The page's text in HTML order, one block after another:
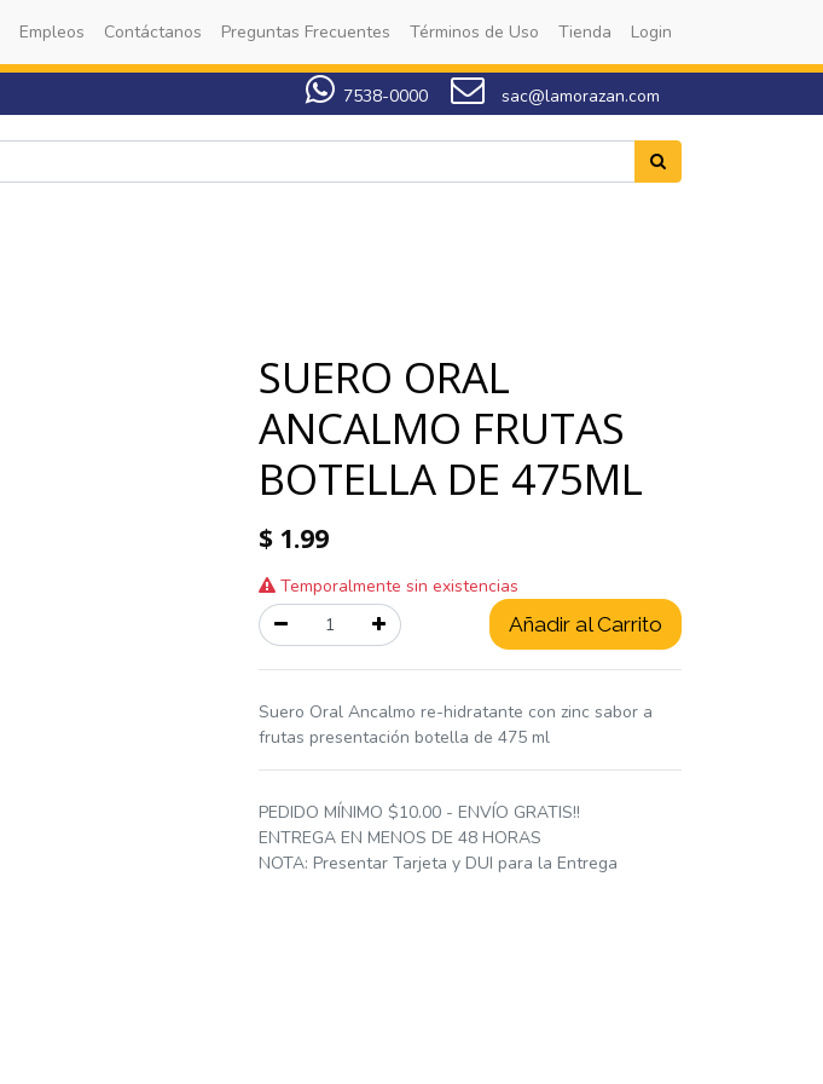
Empleos Contáctanos Preguntas Frecuentes Términos de Uso Tienda Login
7538-0000 sac@lamorazan.com
SUERO ORAL
ANCALMO FRUTAS
BOTELLA DE 475ML
$ 1.99
Temporalmente sin existencias
Añadir al Carrito
Suero Oral Ancalmo re-hidratante con zinc sabor a
frutas presentación botella de 475 ml
PEDIDO MÍNIMO $10.00 - ENVÍO GRATIS!!
ENTREGA EN MENOS DE 48 HORAS
NOTA: Presentar Tarjeta y DUI para la Entrega